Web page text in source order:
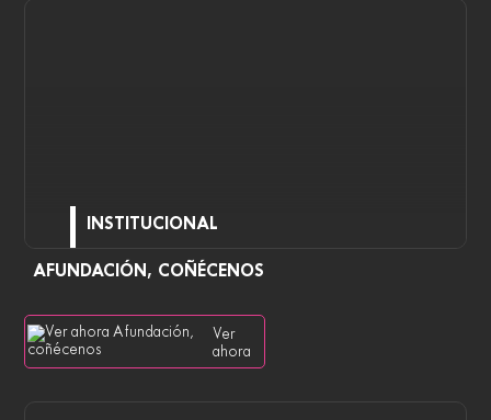
INSTITUCIONAL
AFUNDACIÓN, COÑÉCENOS
Ver
ahora